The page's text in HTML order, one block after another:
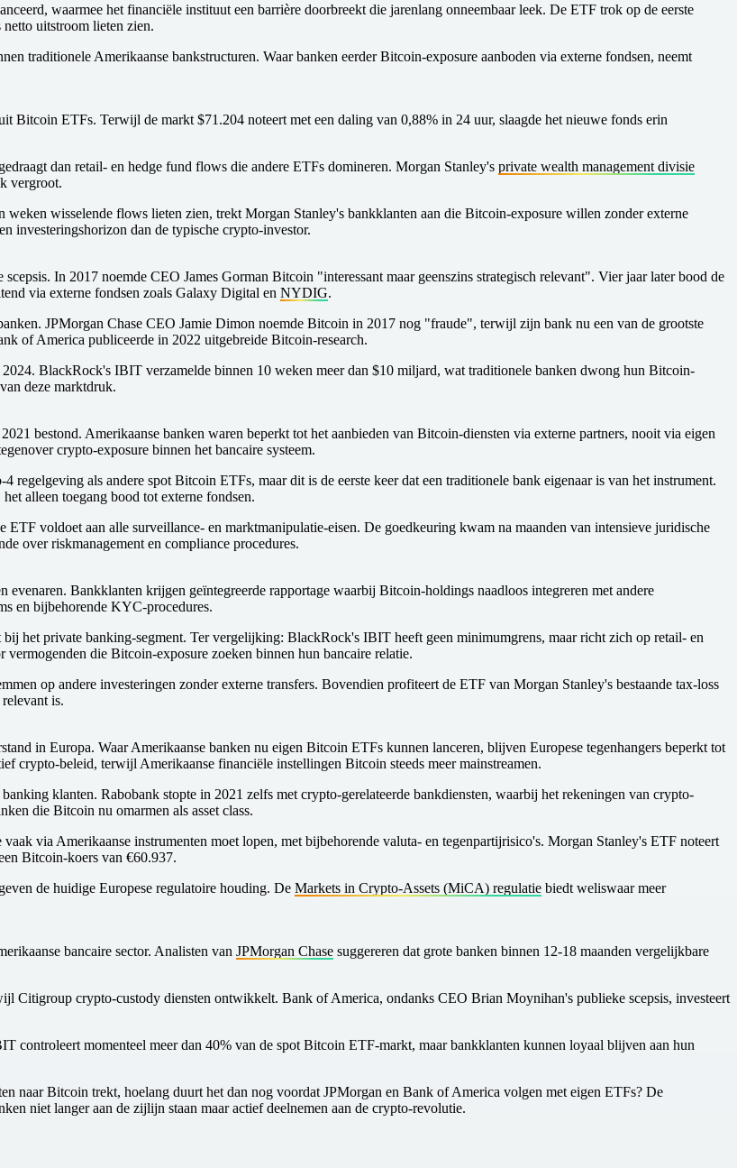
waarmee het financiële instituut een barrière doorbreekt die jarenlang onneembaar leek. De ETF trok op de eerste
uitstroom lieten zien.
traditionele Amerikaanse bankstructuren. Waar banken eerder Bitcoin-exposure aanboden via externe fondsen, neemt
Bitcoin ETFs. Terwijl de markt $71.204 noteert met een daling van 0,88% in 24 uur, slaagde het nieuwe fonds erin
dan retail- en hedge fund flows die andere ETFs domineren. Morgan Stanley's private wealth management divisie
vergroot.
wisselende flows lieten zien, trekt Morgan Stanley's bankklanten aan die Bitcoin-exposure willen zonder externe
investeringshorizon dan de typische crypto-investor.
In 2017 noemde CEO James Gorman Bitcoin "interessant maar geenszins strategisch relevant". Vier jaar later bood de
via externe fondsen zoals Galaxy Digital en NYDIG.
JPMorgan Chase CEO Jamie Dimon noemde Bitcoin in 2017 nog "fraude", terwijl zijn bank nu een van de grootste
of America publiceerde in 2022 uitgebreide Bitcoin-research.
BlackRock's IBIT verzamelde binnen 10 weken meer dan $10 miljard, wat traditionele banken dwong hun Bitcoin-
deze marktdruk.
bestond. Amerikaanse banken waren beperkt tot het aanbieden van Bitcoin-diensten via externe partners, nooit via eigen
crypto-exposure binnen het bancaire systeem.
regelgeving als andere spot Bitcoin ETFs, maar dit is de eerste keer dat een traditionele bank eigenaar is van het instrument.
alleen toegang bood tot externe fondsen.
voldoet aan alle surveillance- en marktmanipulatie-eisen. De goedkeuring kwam na maanden van intensieve juridische
over riskmanagement en compliance procedures.
Bankklanten krijgen geïntegreerde rapportage waarbij Bitcoin-holdings naadloos integreren met andere
en bijbehorende KYC-procedures.
het private banking-segment. Ter vergelijking: BlackRock's IBIT heeft geen minimumgrens, maar richt zich op retail- en
die Bitcoin-exposure zoeken binnen hun bancaire relatie.
op andere investeringen zonder externe transfers. Bovendien profiteert de ETF van Morgan Stanley's bestaande tax-loss
is.
in Europa. Waar Amerikaanse banken nu eigen Bitcoin ETFs kunnen lanceren, blijven Europese tegenhangers beperkt tot
crypto-beleid, terwijl Amerikaanse financiële instellingen Bitcoin steeds meer mainstreamen.
klanten. Rabobank stopte in 2021 zelfs met crypto-gerelateerde bankdiensten, waarbij het rekeningen van crypto-
die Bitcoin nu omarmen als asset class.
via Amerikaanse instrumenten moet lopen, met bijbehorende valuta- en tegenpartijrisico's. Morgan Stanley's ETF noteert
Bitcoin-koers van €60.937.
de huidige Europese regulatoire houding. De Markets in Crypto-Assets (MiCA) regulatie biedt weliswaar meer
bancaire sector. Analisten van JPMorgan Chase suggereren dat grote banken binnen 12-18 maanden vergelijkbare
Citigroup crypto-custody diensten ontwikkelt. Bank of America, ondanks CEO Brian Moynihan's publieke scepsis, investeert
controleert momenteel meer dan 40% van de spot Bitcoin ETF-markt, maar bankklanten kunnen loyaal blijven aan hun
naar Bitcoin trekt, hoelang duurt het dan nog voordat JPMorgan en Bank of America volgen met eigen ETFs? De
niet langer aan de zijlijn staan maar actief deelnemen aan de crypto-revolutie.